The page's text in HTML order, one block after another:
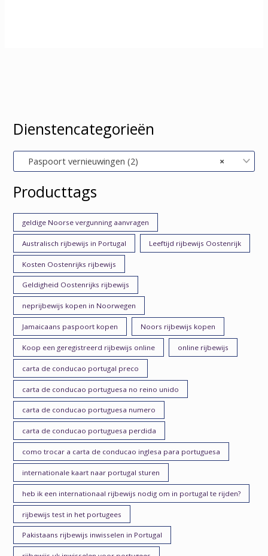
Dienstencategorieën
×
Paspoort vernieuwingen (2)
Producttags
geldige Noorse vergunning aanvragen
Australisch rijbewijs in Portugal Leeftijd rijbewijs Oostenrijk
Kosten Oostenrijks rijbewijs
Geldigheid Oostenrijks rijbewijs
neprijbewijs kopen in Noorwegen
Jamaicaans paspoort kopen Noors rijbewijs kopen
Koop een geregistreerd rijbewijs online online rijbewijs
carta de conducao portugal preco
carta de conducao portuguesa no reino unido
carta de conducao portuguesa numero
carta de conducao portuguesa perdida
como trocar a carta de conducao inglesa para portuguesa
internationale kaart naar portugal sturen
heb ik een internationaal rijbewijs nodig om in portugal te rijden?
rijbewijs test in het portugees
Pakistaans rijbewijs inwisselen in Portugal